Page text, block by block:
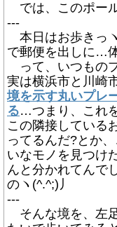
では、このポー
---
本日はお歩きっ
で郵便を出しに…
って、いつもの
実は横浜市と川崎
境を示す丸いプレ
る…つまり、これ
この隣接している
ってるんだ?とか
いなモノを見つけ
んと分かれてんで
のヽ(^.^;)丿
---
そんな境を、左